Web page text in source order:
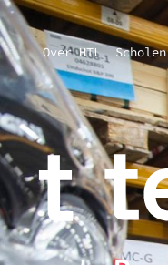
Over HTL Scholen